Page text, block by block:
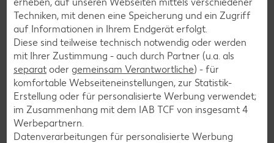
Flammkuchen-Rezepte
Frühstücksrezepte
Salat-Rezepte
Spargel-Rezepte
Fleisch-Rezepte
Fisch-Rezepte
Techniken, mit denen eine Speicherung und ein Zugriff
auf Informationen in Ihrem Endgerät erfolgt.
Diese sind teilweise technisch notwendig oder werden
mit Ihrer Zustimmung - auch durch Partner (u.a. als
separat oder gemeinsam Verantwortliche) - für
komfortable Webseiteneinstellungen, zur Statistik-
Erstellung oder für personalisierte Werbung verwendet;
im Zusammenhang mit dem IAB TCF von insgesamt 4
Werbepartnern.
Datenverarbeitungen für personalisierte Werbung